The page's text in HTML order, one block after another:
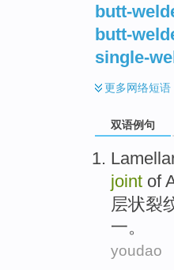
butt-
butt-
single-
更多网络短语
双语例句
joint of
层状裂
一。
youdao